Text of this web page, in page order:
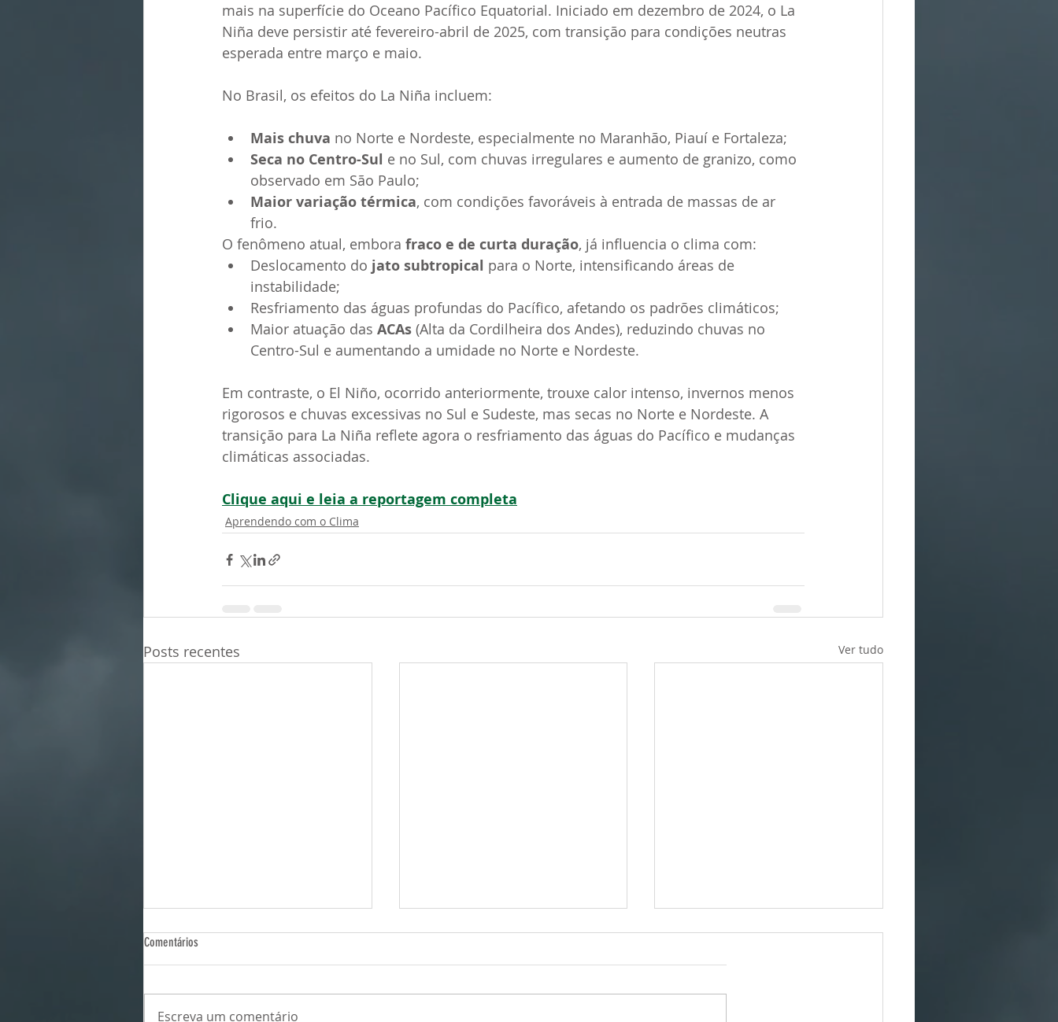
mais na superfície do Oceano Pacífico Equatorial. Iniciado em dezembro de 2024, o La
Niña deve persistir até fevereiro-abril de 2025, com transição para condições neutras
esperada entre março e maio.
No Brasil, os efeitos do La Niña incluem:
Mais chuva no Norte e Nordeste, especialmente no Maranhão, Piauí e Fortaleza;
Seca no Centro-Sul e no Sul, com chuvas irregulares e aumento de granizo, como
observado em São Paulo;
Maior variação térmica, com condições favoráveis à entrada de massas de ar
frio.
O fenômeno atual, embora fraco e de curta duração, já influencia o clima com:
Deslocamento do jato subtropical para o Norte, intensificando áreas de
instabilidade;
Resfriamento das águas profundas do Pacífico, afetando os padrões climáticos;
Maior atuação das ACAs (Alta da Cordilheira dos Andes), reduzindo chuvas no
Centro-Sul e aumentando a umidade no Norte e Nordeste.
Em contraste, o El Niño, ocorrido anteriormente, trouxe calor intenso, invernos menos
rigorosos e chuvas excessivas no Sul e Sudeste, mas secas no Norte e Nordeste. A
transição para La Niña reflete agora o resfriamento das águas do Pacífico e mudanças
climáticas associadas.
Clique aqui e leia a reportagem completa
Aprendendo com o Clima
Posts recentes Ver tudo
Comentários
Escreva um comentário